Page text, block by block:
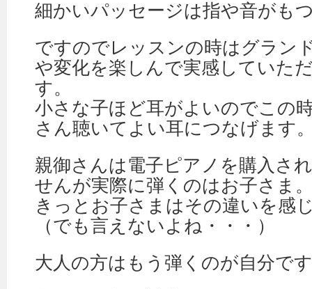
細かいパッセージは指や音がも
ですのでレッスンの時はグラン
や変化を楽しんで実感していた
す。
小さな子ほど耳がよいのでこの
さん聴いてよい耳につなげます
親御さんは電子ピアノを購入さ
せんが実際に弾くのはお子さま
きっとお子さまはその違いを感
（でも言えないよね・・・）
大人の方はもう弾くのが自分で